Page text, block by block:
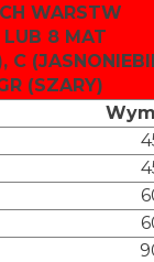
WARSTW
8 MAT
(SZARY)